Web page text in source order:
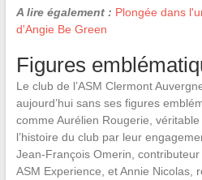
A lire également : Plongée dans
d'Angie Be Green
Figures
Le club de l’ASM Clermont
aujourd’hui sans ses figures
comme Aurélien Rougerie,
l’histoire du club par leur
Jean-François Omerin, contributeur
ASM Experience, et Annie Nicolas,